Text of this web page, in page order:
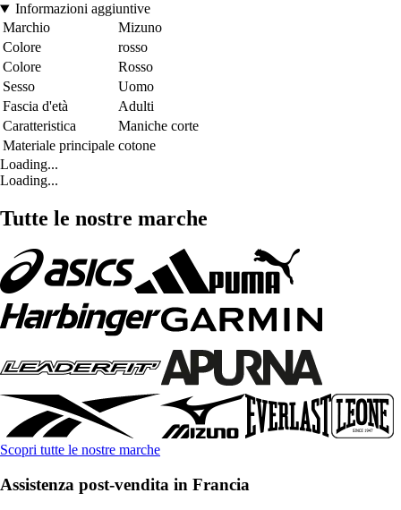
Informazioni aggiuntive
Marchio
Mizuno
Colore
rosso
Colore
Rosso
Sesso
Uomo
Fascia d'età
Adulti
Caratteristica
Maniche corte
Materiale principale cotone
Loading...
Loading...
Tutte le nostre marche
Scopri tutte le nostre marche
Assistenza post-vendita in Francia